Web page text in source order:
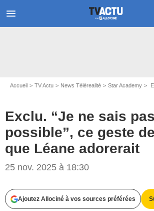
menu
Accueil TV Actu News Télérealité Star Academy
Exclu. “Je ne sais
possible”, ce geste
que Léane adorerait
25 nov. 2025 à 18:30
Ajoutez Allociné à vos sources préférées